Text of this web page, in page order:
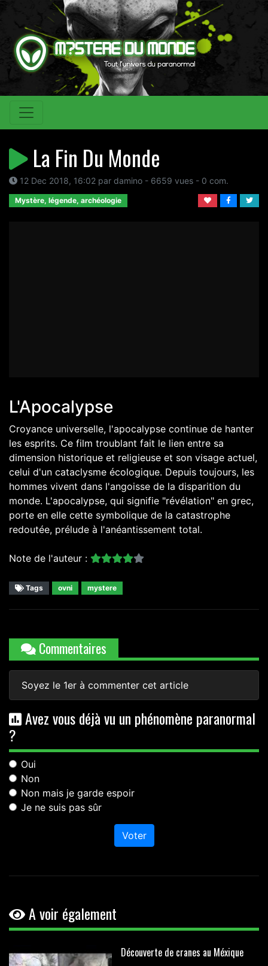
La Fin Du Monde
12 Dec 2018, 16:02 par damino - 6659 vues - 0 com.
Mystère, légende, archéologie
L'Apocalypse
Croyance universelle, l'apocalypse continue de hanter
les esprits. Ce film troublant fait le lien entre sa
dimension historique et religieuse et son visage actuel,
celui d'un cataclysme écologique. Depuis toujours, les
hommes vivent dans l'angoisse de la disparition du
monde. L'apocalypse, qui signifie "révélation" en grec,
porte en elle cette symbolique de la catastrophe
redoutée, prélude à l'anéantissement total.
Note de l'auteur :
Tags ovni mystere
Commentaires
Soyez le 1er à commenter cet article
Avez vous déjà vu un phénomène paranormal
?
Oui
Non
Non mais je garde espoir
Je ne suis pas sûr
Voter
A voir également
Découverte de cranes au Méxique